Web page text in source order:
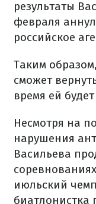
результаты
февраля
российское
Таким
сможет
время ей будет
Несмотря на
нарушения
Васильева
июльский
биатлонистка